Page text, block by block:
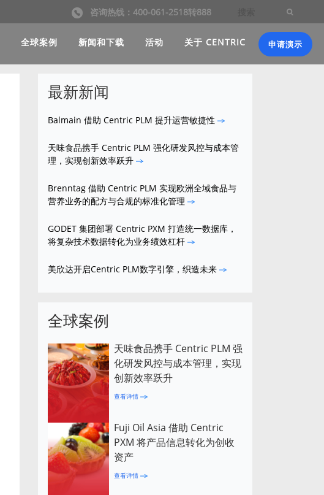
咨询热线：400-061-2518转888
全球案例 新闻和下载 活动 关于 CENTRIC 申请演示
最新新闻
Balmain 借助 Centric PLM 提升运营敏捷性
天味食品携手 Centric PLM 强化研发风控与成本管
理，实现创新效率跃升
Brenntag 借助 Centric PLM 实现欧洲全域食品与
营养业务的配方与合规的标准化管理
GODET 集团部署 Centric PXM 打造统一数据库，
将复杂技术数据转化为业务绩效杠杆
美欣达开启Centric PLM数字引擎，织造未来
全球案例
天味食品携手 Centric PLM 强
化研发风控与成本管理，实现
创新效率跃升
查看详情
Fuji Oil Asia 借助 Centric
PXM 将产品信息转化为创收
资产
查看详情